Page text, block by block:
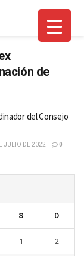
de
del Consejo
JULIO DE 2022 0
S D
1 2